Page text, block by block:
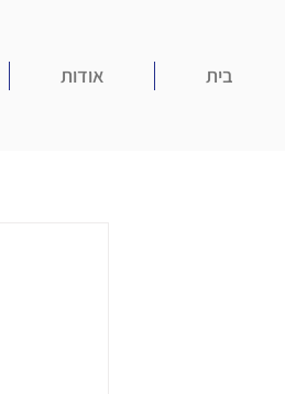
בית אודות